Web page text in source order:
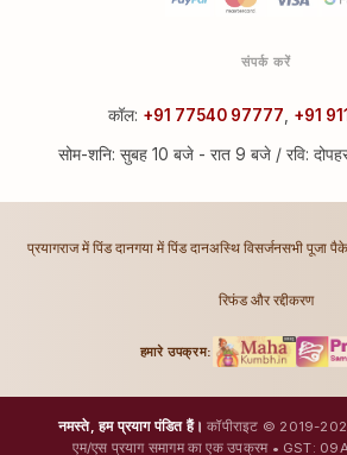
संपर्क करें
कॉल: +91 77540 97777 +91
सोम-शनि: सुबह 10 बजे - रात 9 बजे / रवि:
प्रयागराज में पिंड दानगया में पिंड दानअस्थि विसर्जनसभी पूजा
रिफंड और रद्दीकरण
हमारे उपक्रम:
नमस्ते, हम प्रयाग पंडित हैं। कॉपीराइट © 2019-
एम/एस प्रयाग समागम का एक उपक्रम • GST: